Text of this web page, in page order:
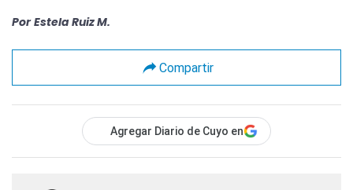
Por Estela Ruiz M.
Compartir
Agregar Diario de Cuyo en